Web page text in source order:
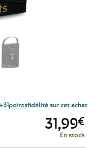
31,99€
En stock
pointsfidélité sur cet achat